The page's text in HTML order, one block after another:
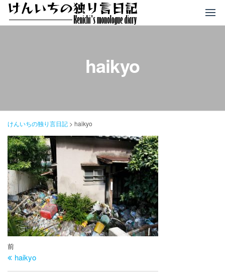
プ
haikyo
けんいちの独り言日記 > haikyo
投
稿
ナ
過
去
の
前
haikyo